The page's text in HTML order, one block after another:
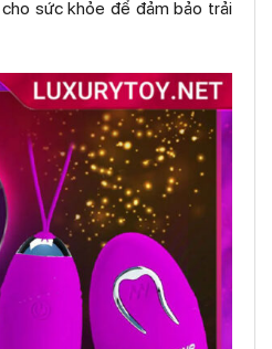
sức khỏe để đảm bảo trải